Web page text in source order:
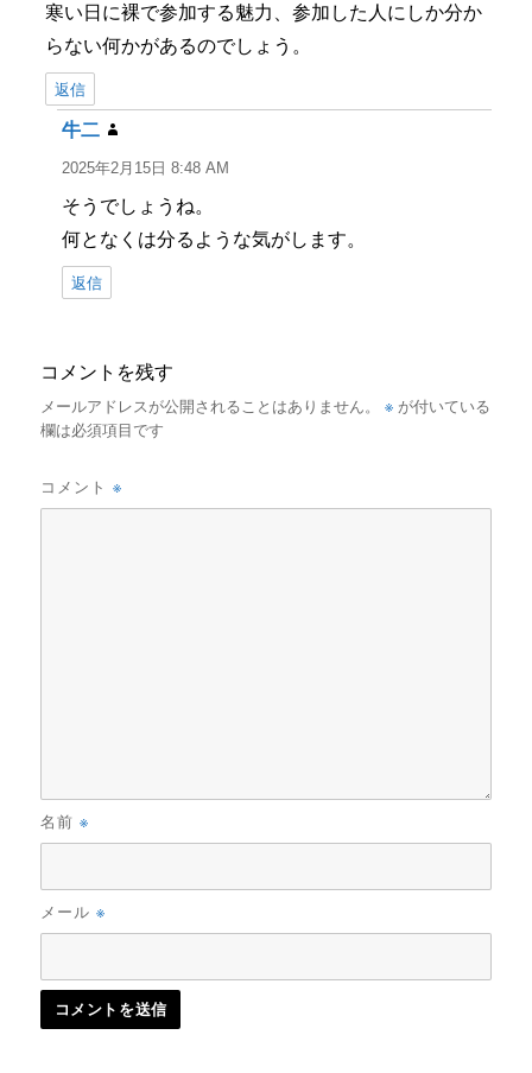
寒い日に裸で参加する魅力、参加した人にしか分か
らない何かがあるのでしょう。
返信
牛二
り:
2025年2月15日 8:48 AM
そうでしょうね。
何となくは分るような気がします。
返信
コメントを残す
メールアドレスが公開されることはありません。 ※ が付いている
欄は必須項目です
コメント※
名前※
メール※